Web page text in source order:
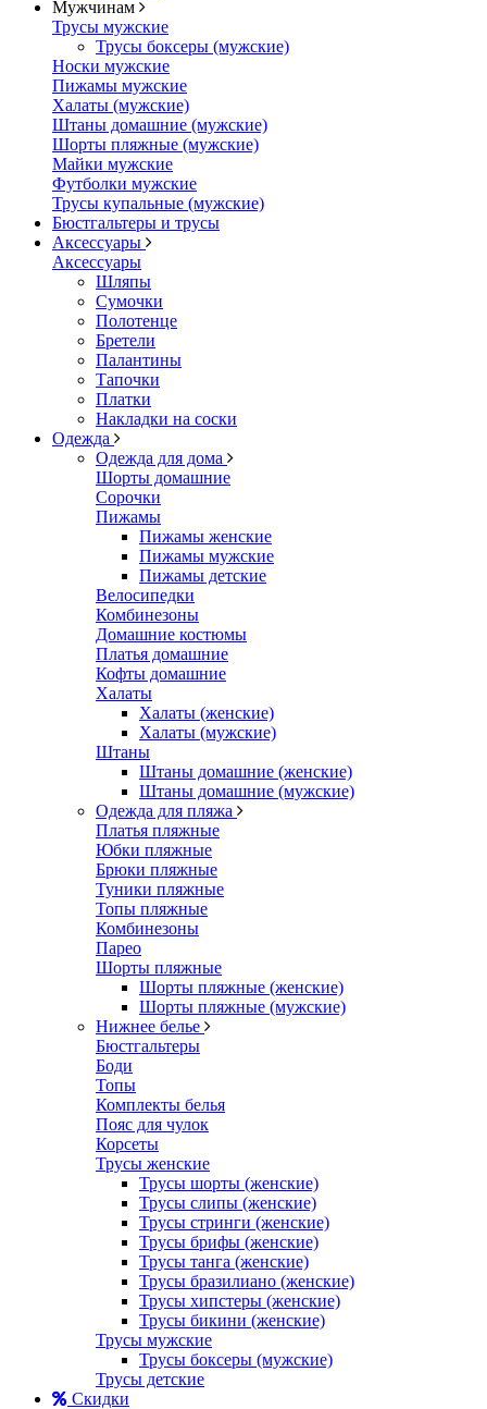
Мужчинам
Трусы мужские
Трусы боксеры (мужские)
Носки мужские
Пижамы мужские
Халаты (мужские)
Штаны домашние (мужские)
Шорты пляжные (мужские)
Майки мужские
Футболки мужские
Трусы купальные (мужские)
Бюстгальтеры и трусы
Аксессуары
Аксессуары
Шляпы
Сумочки
Полотенце
Бретели
Палантины
Тапочки
Платки
Накладки на соски
Одежда
Одежда для дома
Шорты домашние
Сорочки
Пижамы
Пижамы женские
Пижамы мужские
Пижамы детские
Велосипедки
Комбинезоны
Домашние костюмы
Платья домашние
Кофты домашние
Халаты
Халаты (женские)
Халаты (мужские)
Штаны
Штаны домашние (женские)
Штаны домашние (мужские)
Одежда для пляжа
Платья пляжные
Юбки пляжные
Брюки пляжные
Туники пляжные
Топы пляжные
Комбинезоны
Парео
Шорты пляжные
Шорты пляжные (женские)
Шорты пляжные (мужские)
Нижнее белье
Бюстгальтеры
Боди
Топы
Комплекты белья
Пояс для чулок
Корсеты
Трусы женские
Трусы шорты (женские)
Трусы слипы (женские)
Трусы стринги (женские)
Трусы брифы (женские)
Трусы танга (женские)
Трусы бразилиано (женские)
Трусы хипстеры (женские)
Трусы бикини (женские)
Трусы мужские
Трусы боксеры (мужские)
Трусы детские
Скидки